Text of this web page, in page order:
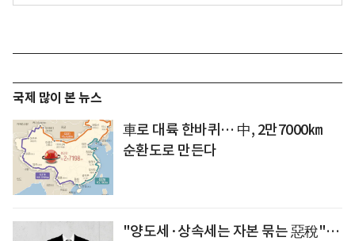
국제 많이 본 뉴스
車로 대륙 한바퀴… 中, 2만7000㎞
순환도로 만든다
"양도세·상속세는 자본 묶는 惡稅"…